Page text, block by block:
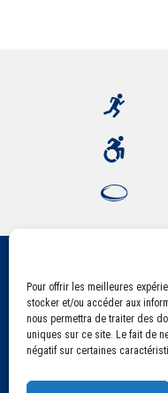
Pour offrir les meilleures
stocker et/ou accéder aux
nous permettra de traiter des
uniques sur ce site. Le fait de
négatif sur certaines
84,
CS 80221